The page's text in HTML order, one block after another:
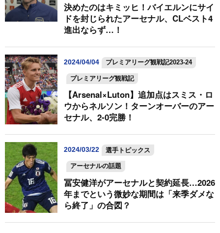
決めたのはキミッヒ！バイエルンにサイ
ドを封じられたアーセナル、CLベスト4
進出ならず…！
2024/04/04 プレミアリーグ観戦記2023-24
プレミアリーグ観戦記
【Arsenal×Luton】追加点はスミス・ロ
ウからネルソン！ターンオーバーのアー
セナル、2-0完勝！
2024/03/22 選手トピックス
アーセナルの話題
冨安健洋がアーセナルと契約延長…2026
年までという微妙な期間は「来季ダメな
ら終了」の合図？